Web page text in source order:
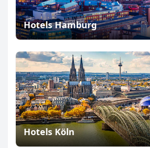
Hotels Hamburg
Hotels Köln